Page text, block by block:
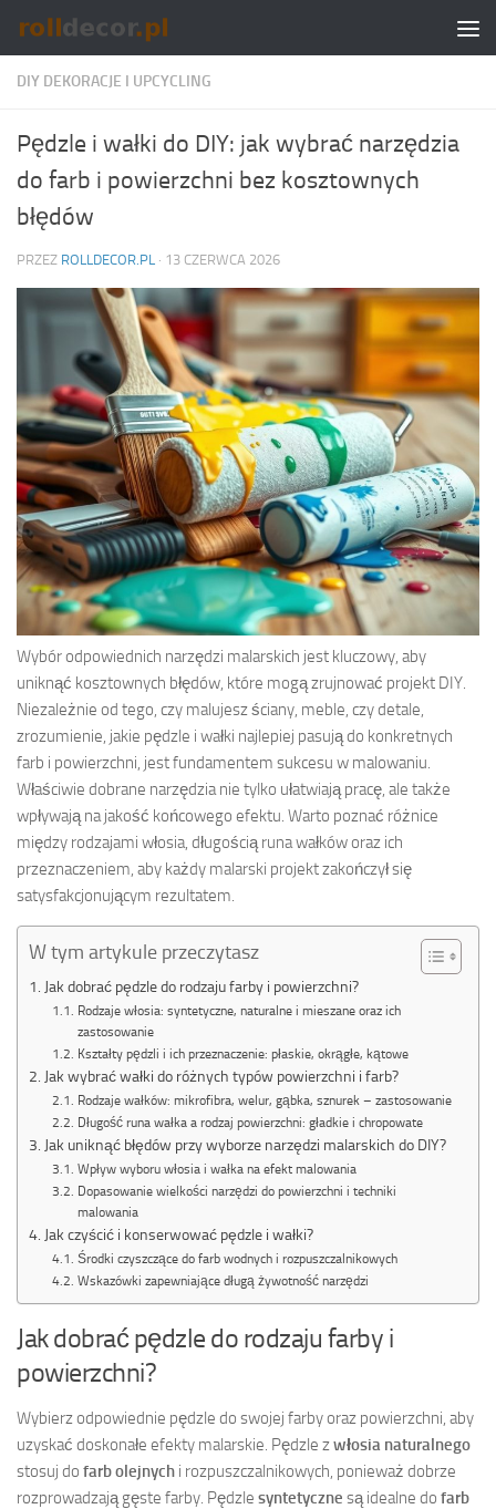
Skip to content
DIY DEKORACJE I UPCYCLING
Pędzle i wałki do DIY: jak wybrać narzędzia
do farb i powierzchni bez kosztownych
błędów
PRZEZ ROLLDECOR.PL · 13 CZERWCA 2026
Wybór odpowiednich narzędzi malarskich jest kluczowy, aby
uniknąć kosztownych błędów, które mogą zrujnować projekt DIY.
Niezależnie od tego, czy malujesz ściany, meble, czy detale,
zrozumienie, jakie pędzle i wałki najlepiej pasują do konkretnych
farb i powierzchni, jest fundamentem sukcesu w malowaniu.
Właściwie dobrane narzędzia nie tylko ułatwiają pracę, ale także
wpływają na jakość końcowego efektu. Warto poznać różnice
między rodzajami włosia, długością runa wałków oraz ich
przeznaczeniem, aby każdy malarski projekt zakończył się
satysfakcjonującym rezultatem.
W tym artykule przeczytasz
Jak dobrać pędzle do rodzaju farby i powierzchni?
Rodzaje włosia: syntetyczne, naturalne i mieszane oraz ich
zastosowanie
Kształty pędzli i ich przeznaczenie: płaskie, okrągłe, kątowe
Jak wybrać wałki do różnych typów powierzchni i farb?
Rodzaje wałków: mikrofibra, welur, gąbka, sznurek – zastosowanie
Długość runa wałka a rodzaj powierzchni: gładkie i chropowate
Jak uniknąć błędów przy wyborze narzędzi malarskich do DIY?
Wpływ wyboru włosia i wałka na efekt malowania
Dopasowanie wielkości narzędzi do powierzchni i techniki
malowania
Jak czyścić i konserwować pędzle i wałki?
Środki czyszczące do farb wodnych i rozpuszczalnikowych
Wskazówki zapewniające długą żywotność narzędzi
Jak dobrać pędzle do rodzaju farby i
powierzchni?
Wybierz odpowiednie pędzle do swojej farby oraz powierzchni, aby
uzyskać doskonałe efekty malarskie. Pędzle zwłosia naturalnego
stosuj do farb olejnych i rozpuszczalnikowych, ponieważ dobrze
rozprowadzają gęste farby. Pędzle syntetyczne są idealne do farb